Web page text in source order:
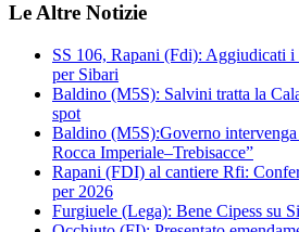
Le Altre Notizie
SS 106, Rapani (Fdi): Aggiudicati
per Sibari
Baldino (M5S): Salvini tratta la
spot
Baldino (M5S):Governo intervenga
Rocca Imperiale–Trebisacce”
Rapani (FDI) al cantiere Rfi:
per 2026
Furgiuele (Lega): Bene Cipess su